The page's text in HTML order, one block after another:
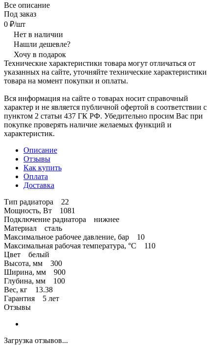
Все описание
Под заказ
0 ₽/шт
Нет в наличии
Нашли дешевле?
Хочу в подарок
Технические характеристики товара могут отличаться от
указанных на сайте, уточняйте технические характеристики
товара на момент покупки и оплаты.
Вся информация на сайте о товарах носит справочный
характер и не является публичной офертой в соответствии с
пунктом 2 статьи 437 ГК РФ. Убедительно просим Вас при
покупке проверять наличие желаемых функций и
характеристик.
Описание
Отзывы
Как купить
Оплата
Доставка
Тип радиатора 22
Мощность, Вт 1081
Подключение радиатора нижнее
Материал сталь
Максимальное рабочее давление, бар 10
Максимальная рабочая температура, °C 110
Цвет белый
Высота, мм 300
Ширина, мм 900
Глубина, мм 100
Вес, кг 13.38
Гарантия 5 лет
Отзывы
Загрузка отзывов...